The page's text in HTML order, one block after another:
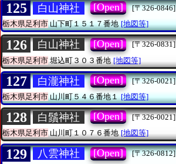
125 白山神社 [Open]
[〒326-0846]
栃木県足利市山下町１５１７番地 [地図等]
126 白山神社 [Open]
[〒326-0831]
栃木県足利市 堀込町３０３番地 [地図等]
127 白瀧神社 [Open]
[〒326-0021]
栃木県足利市山川町５４６番地１ [地図等]
128 白鬚神社 [Open]
[〒326-0021]
栃木県足利市山川町１０７６番地 [地図等]
129 八雲神社 [Open]
[〒326-0812]